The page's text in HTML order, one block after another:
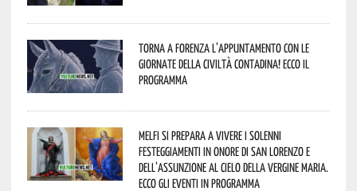
Torna a Forenza l’appuntamento con le
Giornate della Civiltà Contadina! Ecco il
programma
Melfi si prepara a vivere i solenni
festeggiamenti in onore di San Lorenzo e
dell’assunzione al cielo della Vergine Maria.
Ecco gli eventi in programma